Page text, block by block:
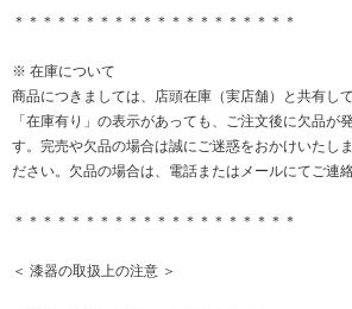
＊＊＊＊＊＊＊＊＊＊＊＊＊＊＊＊＊＊＊＊
※ 在庫について
商品につきましては、店頭在庫（実店舗）と共有し
「在庫有り」の表示があっても、ご注文後に欠品が
す。完売や欠品の場合は誠にご迷惑をおかけいたし
ださい。欠品の場合は、電話またはメールにてご連
＊＊＊＊＊＊＊＊＊＊＊＊＊＊＊＊＊＊＊＊
＜ 漆器の取扱上の注意 ＞